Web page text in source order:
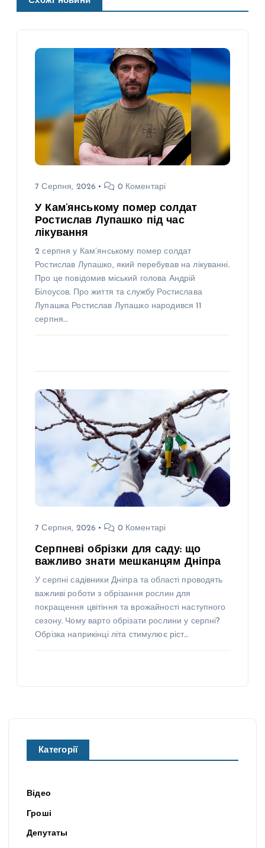
7 Серпня, 2026 0 Коментарі
У Кам’янському помер солдат
Ростислав Лупашко під час
лікування
2 серпня у Кам’янському помер солдат
Ростислав Лупашко, який перебував на лікуванні.
Про це повідомив міський голова Андрій
Білоусов. Про життя та службу Ростислава
Лупашка Ростислав Лупашко народився 11
серпня…
7 Серпня, 2026 0 Коментарі
Серпневі обрізки для саду: що
важливо знати мешканцям Дніпра
У серпні садівники Дніпра та області проводять
важливі роботи з обрізання рослин для
покращення цвітіння та врожайності наступного
сезону. Чому варто обрізати рослини у серпні?
Обрізка наприкінці літа стимулює ріст…
Категорії
Відео
Гроші
Депутаты